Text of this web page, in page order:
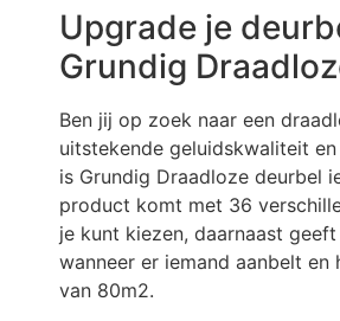
Upgrade je
Grundig
Ben jij op zoek naar een
uitstekende geluidskwaliteit
is Grundig Draadloze deurbel
product komt met 36
je kunt kiezen, daarnaast
wanneer er iemand aanbelt en
van 80m2.